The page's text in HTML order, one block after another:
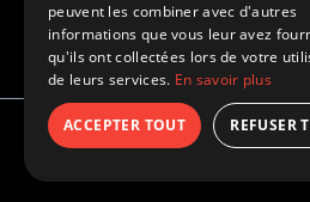
© 2026 Tous droits réservés
peuvent les combiner avec d'autres
informations que vous leur avez
qu'ils ont collectées lors de votre
de leurs services. En savoir plus
ACCEPTER TOUT REFUSER